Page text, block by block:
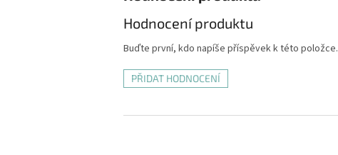
Hodnocení produktu
Buďte první, kdo napíše příspěvek k této položce.
PŘIDAT HODNOCENÍ